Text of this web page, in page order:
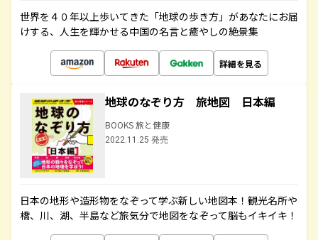
世界を４０年以上歩いてきた「地球の歩き方」があなたにお届
けする、人生を輝かせる中国の名言と癒やしの絶景集
詳細を見る
地球のなぞり方 旅地図 日本編
BOOKS 旅と健康
2022.11.25 発売
日本の地形や造形物をなぞって学ぶ新しい地図本！観光名所や
橋、川、湖、半島など旅気分で地図をなぞって脳もイキイキ！